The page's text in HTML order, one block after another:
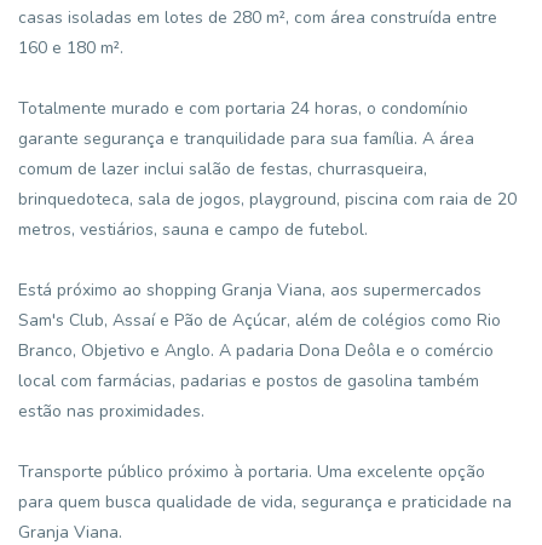
casas isoladas em lotes de 280 m², com área construída entre
160 e 180 m².
Totalmente murado e com portaria 24 horas, o condomínio
garante segurança e tranquilidade para sua família. A área
comum de lazer inclui salão de festas, churrasqueira,
brinquedoteca, sala de jogos, playground, piscina com raia de 20
metros, vestiários, sauna e campo de futebol.
Está próximo ao shopping Granja Viana, aos supermercados
Sam's Club, Assaí e Pão de Açúcar, além de colégios como Rio
Branco, Objetivo e Anglo. A padaria Dona Deôla e o comércio
local com farmácias, padarias e postos de gasolina também
estão nas proximidades.
Transporte público próximo à portaria. Uma excelente opção
para quem busca qualidade de vida, segurança e praticidade na
Granja Viana.